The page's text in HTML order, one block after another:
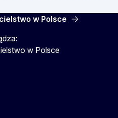
w Polsce
w Polsce